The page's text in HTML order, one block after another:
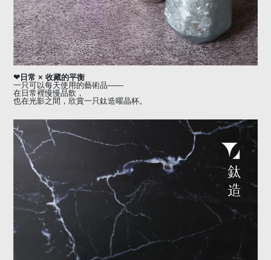
❤日常 × 收藏的平衡
一只可以每天使用的藝術品——
在日常裡慢慢品飲，
也在光影之間，欣賞一只鈦造曜晶杯。